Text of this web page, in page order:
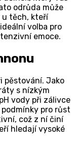
odrůda může
u těch, kteří
volba pro
emoce.
pěstování. Jako
s nízkým
vody při zálivce
pro růst
což z ní činí
hledají vysoké